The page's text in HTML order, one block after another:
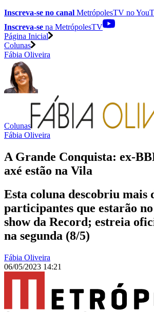
Inscreva-se no canal MetrópolesTV no
Inscreva-se na MetrópolesTV
Página Inicial
Colunas
Fábia Oliveira
Colunas
Fábia Oliveira
A Grande Conquista: ex-
axé estão na Vila
Esta coluna descobriu mais
participantes que estarão
show da Record; estreia
na segunda (8/5)
Fábia Oliveira
06/05/2023 14:21